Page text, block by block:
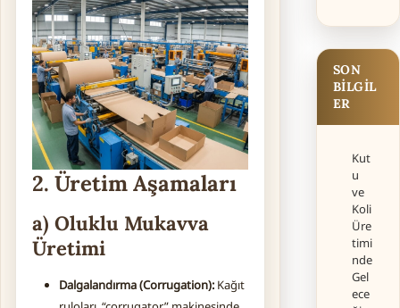
2. Üretim Aşamaları
a) Oluklu Mukavva
Üretimi
Dalgalandırma (Corrugation): Kağıt
SON
BILGIL
ER
Kut
u
ve
Koli
Üre
timi
nde
Gel
ece